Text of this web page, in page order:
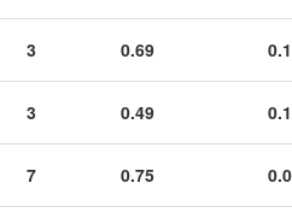
3 0.69
3 0.49
7 0.75